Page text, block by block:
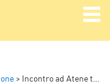
> Incontro ad Atene tra Caritas Hellas e Caritas italiana per rilanciare gemellaggi solidali